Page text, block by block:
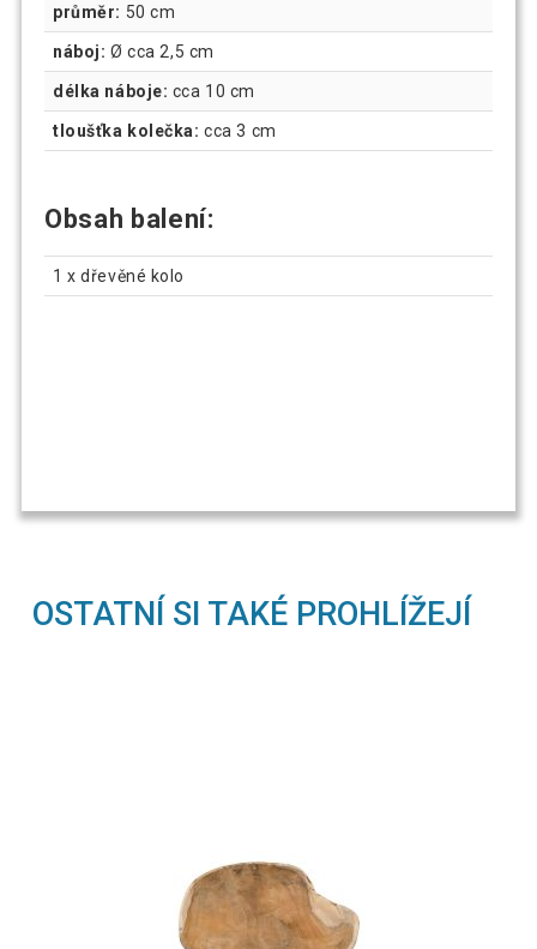
průměr: 50 cm
náboj: Ø cca 2,5 cm
délka náboje: cca 10 cm
tloušťka kolečka: cca 3 cm
Obsah balení:
1 x dřevěné kolo
OSTATNÍ SI TAKÉ PROHLÍŽEJÍ